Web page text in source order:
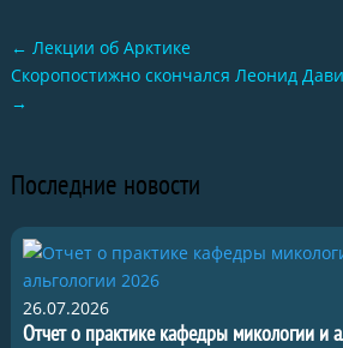
← Лекции об Арктике
Скоропостижно скончался Леонид
→
Последние новости
26.07.2026
Отчет о практике кафедры микологии и